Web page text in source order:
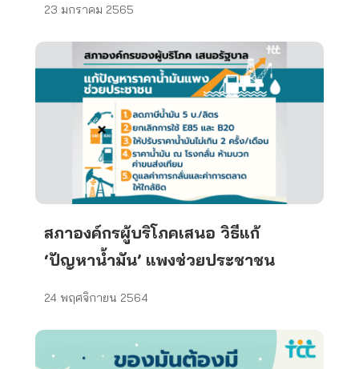
23 มกราคม 2565
สภาองค์กรผู้บริโภคเสนอ วิธีแก้
‘ปัญหาน้ำมัน’ แพงช่วยประชาชน
24 พฤศจิกายน 2564